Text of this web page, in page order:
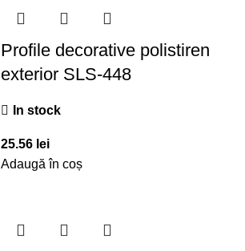
Profile decorative polistiren
exterior SLS-448
In stock
25.56 lei
Adaugă în coș